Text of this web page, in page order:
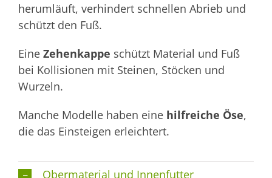
herumläuft, verhindert schnellen Abrieb und
schützt den Fuß.
Eine Zehenkappe schützt Material und Fuß
bei Kollisionen mit Steinen, Stöcken und
Wurzeln.
Manche Modelle haben eine hilfreiche Öse,
die das Einsteigen erleichtert.
Obermaterial und Innenfutter